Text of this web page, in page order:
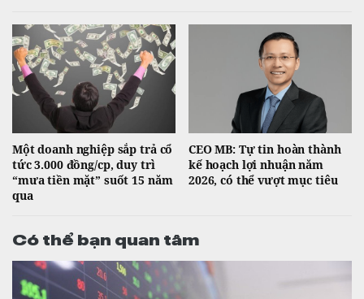
Một doanh nghiệp sắp trả cổ
tức 3.000 đồng/cp, duy trì
“mưa tiền mặt” suốt 15 năm
qua
CEO MB: Tự tin hoàn thành
kế hoạch lợi nhuận năm
2026, có thể vượt mục tiêu
Có thể bạn quan tâm